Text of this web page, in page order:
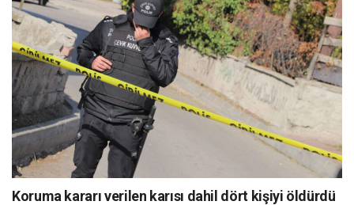
Koruma kararı verilen karısı dahil dört kişiyi öldürdü